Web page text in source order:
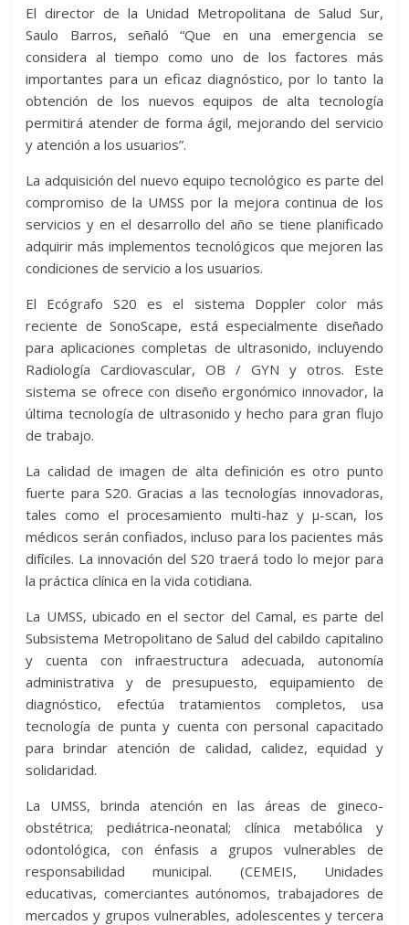
El director de la Unidad Metropolitana de Salud Sur,
Saulo Barros, señaló “Que en una emergencia se
considera al tiempo como uno de los factores más
importantes para un eficaz diagnóstico, por lo tanto la
obtención de los nuevos equipos de alta tecnología
permitirá atender de forma ágil, mejorando del servicio
y atención a los usuarios”.
La adquisición del nuevo equipo tecnológico es parte del
compromiso de la UMSS por la mejora continua de los
servicios y en el desarrollo del año se tiene planificado
adquirir más implementos tecnológicos que mejoren las
condiciones de servicio a los usuarios.
El Ecógrafo S20 es el sistema Doppler color más
reciente de SonoScape, está especialmente diseñado
para aplicaciones completas de ultrasonido, incluyendo
Radiología Cardiovascular, OB / GYN y otros. Este
sistema se ofrece con diseño ergonómico innovador, la
última tecnología de ultrasonido y hecho para gran flujo
de trabajo.
La calidad de imagen de alta definición es otro punto
fuerte para S20. Gracias a las tecnologías innovadoras,
tales como el procesamiento multi-haz y μ-scan, los
médicos serán confiados, incluso para los pacientes más
difíciles. La innovación del S20 traerá todo lo mejor para
la práctica clínica en la vida cotidiana.
La UMSS, ubicado en el sector del Camal, es parte del
Subsistema Metropolitano de Salud del cabildo capitalino
y cuenta con infraestructura adecuada, autonomía
administrativa y de presupuesto, equipamiento de
diagnóstico, efectúa tratamientos completos, usa
tecnología de punta y cuenta con personal capacitado
para brindar atención de calidad, calidez, equidad y
solidaridad.
La UMSS, brinda atención en las áreas de gineco-
obstétrica; pediátrica-neonatal; clínica metabólica y
odontológica, con énfasis a grupos vulnerables de
responsabilidad municipal. (CEMEIS, Unidades
educativas, comerciantes autónomos, trabajadores de
mercados y grupos vulnerables, adolescentes y tercera